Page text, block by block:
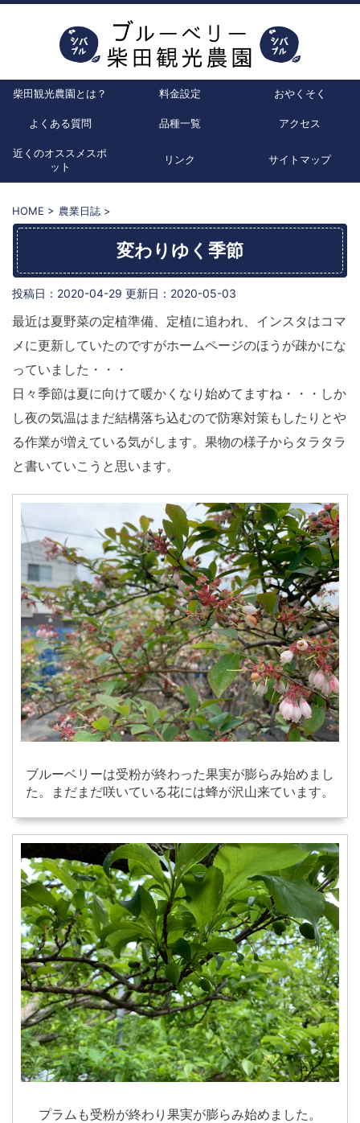
柴田観光農園とは？ 料金設定 おやくそく
よくある質問 品種一覧 アクセス
近くのオススメスポ
ット
リンク サイトマップ
HOME > 農業日誌 >
変わりゆく季節
投稿日：2020-04-29 更新日： 2020-05-03
最近は夏野菜の定植準備、定植に追われ、インスタはコマ
メに更新していたのですがホームページのほうが疎かにな
っていました・・・
日々季節は夏に向けて暖かくなり始めてますね・・・しか
し夜の気温はまだ結構落ち込むので防寒対策もしたりとや
る作業が増えている気がします。果物の様子からタラタラ
と書いていこうと思います。
ブルーベリーは受粉が終わった果実が膨らみ始めまし
た。まだまだ咲いている花には蜂が沢山来ています。
プラムも受粉が終わり果実が膨らみ始めました。